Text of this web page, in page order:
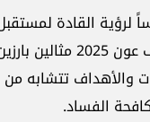
لرؤية القادة
فؤاد شهاب 1958
والأهداف تتشابه
الفساد.